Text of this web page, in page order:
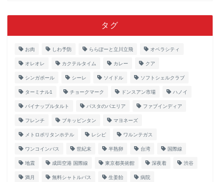
タグ
お肉 しわ予防 ららぽーと立川立飛 オペラシティ
オレオレ カクテルタイム カレー クア
シンガポール シーレ ソイドル ソフトシェルクラブ
ターミナル1 チョークマーク ドンスアン市場 ハノイ
パイナップルタルト パスタのパエリア ファブインディア
フレンチ ブキッビンタン マヨネーズ
メトロポリタンホテル レシピ ワルンテガス
ワンコインバス 世紀末 半熟卵 台湾 国際線
地震 成田空港 国際線 東京都美術館 深夜着 渋谷
満月 無料シャトルバス 生姜飴 病院